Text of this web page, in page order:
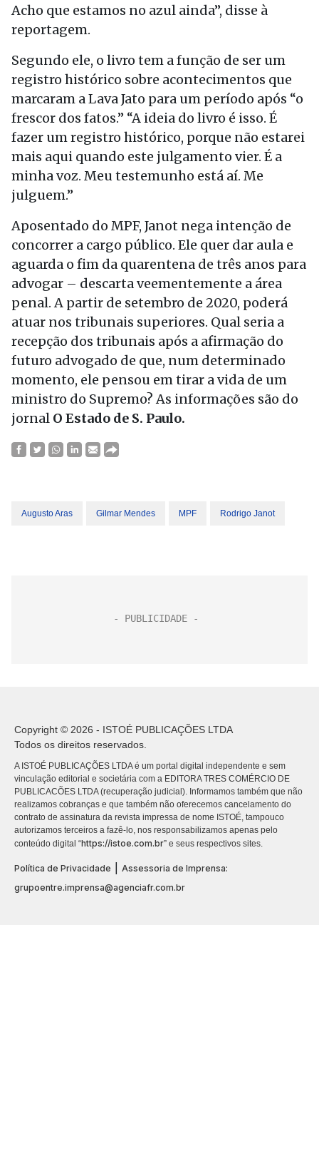
Acho que estamos no azul ainda”, disse à
reportagem.
Segundo ele, o livro tem a função de ser um
registro histórico sobre acontecimentos que
marcaram a Lava Jato para um período após “o
frescor dos fatos.” “A ideia do livro é isso. É
fazer um registro histórico, porque não estarei
mais aqui quando este julgamento vier. É a
minha voz. Meu testemunho está aí. Me
julguem.”
Aposentado do MPF, Janot nega intenção de
concorrer a cargo público. Ele quer dar aula e
aguarda o fim da quarentena de três anos para
advogar – descarta veementemente a área
penal. A partir de setembro de 2020, poderá
atuar nos tribunais superiores. Qual seria a
recepção dos tribunais após a afirmação do
futuro advogado de que, num determinado
momento, ele pensou em tirar a vida de um
ministro do Supremo? As informações são do
jornal O Estado de S. Paulo.
Augusto Aras Gilmar Mendes MPF Rodrigo Janot
Copyright © 2026 - ISTOÉ PUBLICAÇÕES LTDA
Todos os direitos reservados.
A ISTOÉ PUBLICAÇÕES LTDA é um portal digital independente e sem
vinculação editorial e societária com a EDITORA TRES COMÉRCIO DE
PUBLICACÕES LTDA (recuperação judicial). Informamos também que não
realizamos cobranças e que também não oferecemos cancelamento do
contrato de assinatura da revista impressa de nome ISTOÉ, tampouco
autorizamos terceiros a fazê-lo, nos responsabilizamos apenas pelo
conteúdo digital “https://istoe.com.br” e seus respectivos sites.
Política de Privacidade
Assessoria de Imprensa:
grupoentre.imprensa@agenciafr.com.br